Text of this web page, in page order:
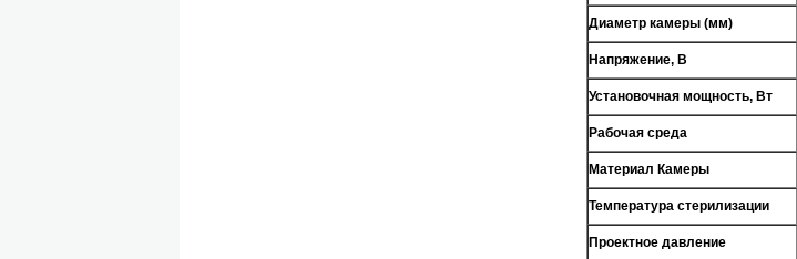
Диаметр камеры (мм)
Напряжение, В
Установочная мощность, Вт
Рабочая среда
Материал Камеры
Температура стерилизации
Проектное давление